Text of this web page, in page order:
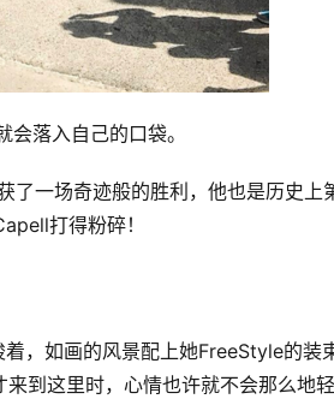
落入自己的口袋。
了一场奇迹般的胜利，他也是历史上
打得粉碎！
，如画的风景配上她FreeStyle的装
到这里时，心情也许就不会那么地